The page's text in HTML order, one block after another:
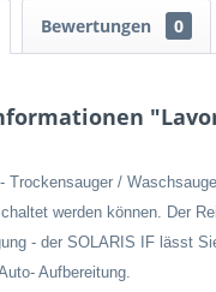
Bewertungen 0
"Lavor
Trockensauger /
werden können. Der
- der SOLARIS IF lässt
Aufbereitung.